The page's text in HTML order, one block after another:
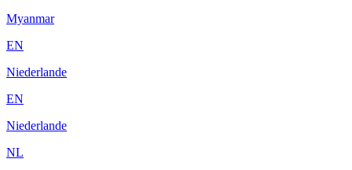
Myanmar
EN
Niederlande
EN
Niederlande
NL